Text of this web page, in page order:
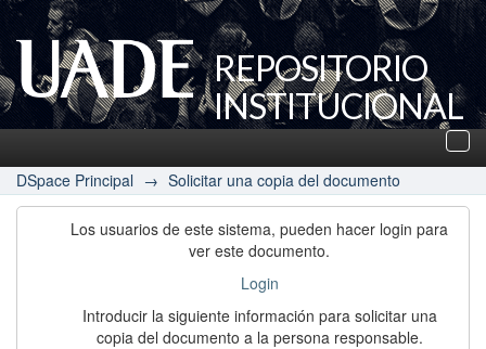
REPOSITORIO
INSTITUCIONAL
UADE
DSpace Principal → Solicitar una copia del documento
Los usuarios de este sistema, pueden hacer login para
ver este documento.
Login
Introducir la siguiente información para solicitar una
copia del documento a la persona responsable.